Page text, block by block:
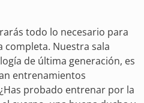
todo lo necesario para
completa. Nuestra sala
de última generación, es
entrenamientos
probado entrenar por la